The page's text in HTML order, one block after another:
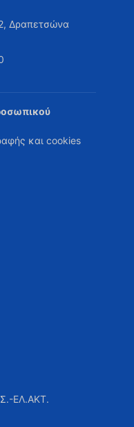
Δραπετσώνα
και cookies
ΕΛ.ΑΚΤ.